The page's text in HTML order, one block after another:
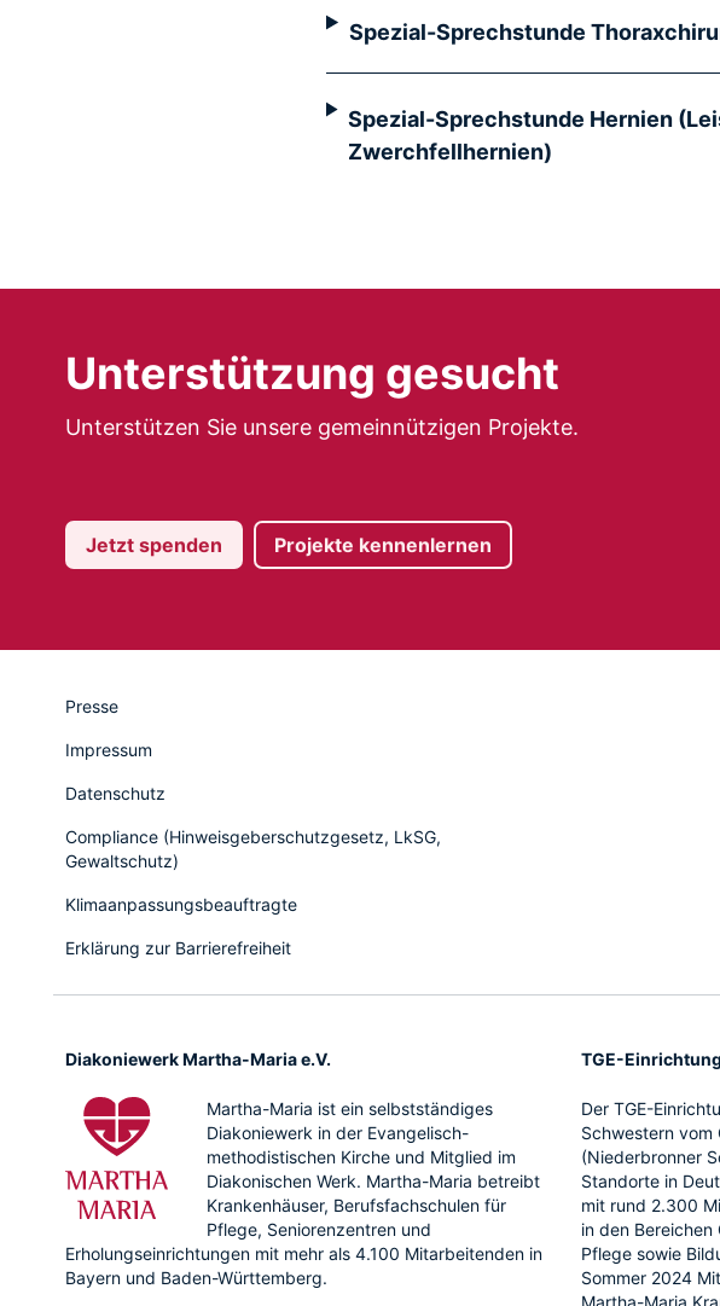
Spezial-Sprechstunde
Spezial-Sprechstunde Hernien
Zwerchfellhernien)
Unterstützung gesucht
Unterstützen Sie unsere gemeinnützigen Projekte.
Jetzt spenden Projekte kennenlernen
Presse
Impressum
Datenschutz
Compliance (Hinweisgeberschutzgesetz, LkSG,
Gewaltschutz)
Klimaanpassungsbeauftragte
Erklärung zur Barrierefreiheit
Diakoniewerk Martha-Maria e.V.
Martha-Maria ist ein selbstständiges
Diakoniewerk in der Evangelisch-
methodistischen Kirche und Mitglied im
Diakonischen Werk. Martha-Maria betreibt
Krankenhäuser, Berufsfachschulen für
Pflege, Seniorenzentren und
Erholungseinrichtungen mit mehr als 4.100 Mitarbeitenden in
Bayern und Baden-Württemberg.
TGE-
Der TGE-
Schwestern vom
(Niederbronner
Standorte in
mit rund 2.300
in den Bereichen
Pflege sowie
Sommer 2024
Martha-Maria